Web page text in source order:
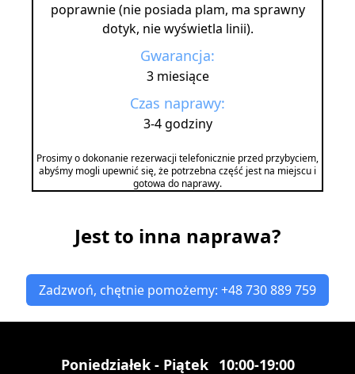
poprawnie (nie posiada plam, ma sprawny
dotyk, nie wyświetla linii).
Gwarancja:
3 miesiące
Czas naprawy:
3-4 godziny
Prosimy o dokonanie rezerwacji telefonicznie przed przybyciem,
abyśmy mogli upewnić się, że potrzebna część jest na miejscu i
gotowa do naprawy.
Jest to inna naprawa?
Zadzwoń, chętnie pomożemy: +48 730 889 759
Poniedziałek - Piątek 10:00-19:00